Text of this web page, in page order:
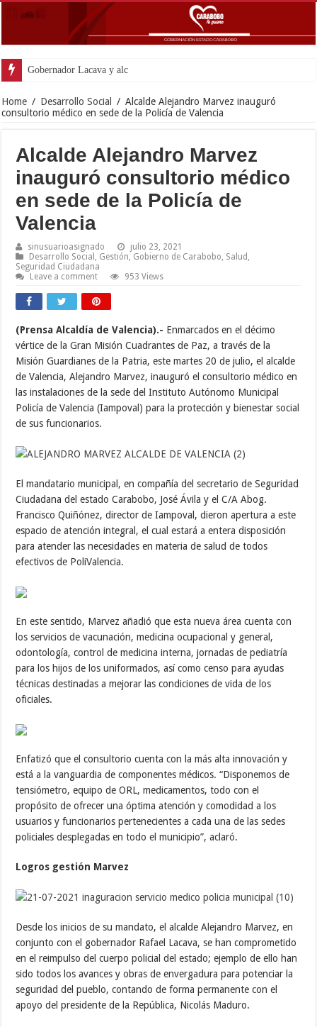
Gobernador Lacava y alcaldesa Riera supervisaron avances de r
Home / Desarrollo Social / Alcalde Alejandro Marvez inauguró
consultorio médico en sede de la Policía de Valencia
Alcalde Alejandro Marvez
inauguró consultorio médico
en sede de la Policía de
Valencia
sinusuarioasignado
julio 23, 2021
Desarrollo Social
Gestión Gobierno de Carabobo Salud
Seguridad Ciudadana
Leave a comment
953 Views
(Prensa Alcaldía de Valencia).- Enmarcados en el décimo
vértice de la Gran Misión Cuadrantes de Paz, a través de la
Misión Guardianes de la Patria, este martes 20 de julio, el alcalde
de Valencia, Alejandro Marvez, inauguró el consultorio médico en
las instalaciones de la sede del Instituto Autónomo Municipal
Policía de Valencia (Iampoval) para la protección y bienestar social
de sus funcionarios.
El mandatario municipal, en compañía del secretario de Seguridad
Ciudadana del estado Carabobo, José Ávila y el C/A Abog.
Francisco Quiñónez, director de Iampoval, dieron apertura a este
espacio de atención integral, el cual estará a entera disposición
para atender las necesidades en materia de salud de todos
efectivos de PoliValencia.
En este sentido, Marvez añadió que esta nueva área cuenta con
los servicios de vacunación, medicina ocupacional y general,
odontología, control de medicina interna, jornadas de pediatría
para los hijos de los uniformados, así como censo para ayudas
técnicas destinadas a mejorar las condiciones de vida de los
oficiales.
Enfatizó que el consultorio cuenta con la más alta innovación y
está a la vanguardia de componentes médicos. “Disponemos de
tensiómetro, equipo de ORL, medicamentos, todo con el
propósito de ofrecer una óptima atención y comodidad a los
usuarios y funcionarios pertenecientes a cada una de las sedes
policiales desplegadas en todo el municipio”, aclaró.
Logros gestión Marvez
Desde los inicios de su mandato, el alcalde Alejandro Marvez, en
conjunto con el gobernador Rafael Lacava, se han comprometido
en el reimpulso del cuerpo policial del estado; ejemplo de ello han
sido todos los avances y obras de envergadura para potenciar la
seguridad del pueblo, contando de forma permanente con el
apoyo del presidente de la República, Nicolás Maduro.